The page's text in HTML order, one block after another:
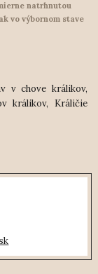
natrhnutou
vo výbornom stave
v chove králikov,
králikov, Králičie